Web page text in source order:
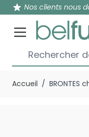
Nos clients nous
Rechercher
Accueil / BRONTES